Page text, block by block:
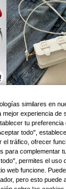
similares en
experiencia de
tu
todo",
el tráfico, ofrecer
para complementar
permites el uso
web funcione.
pero esto puede